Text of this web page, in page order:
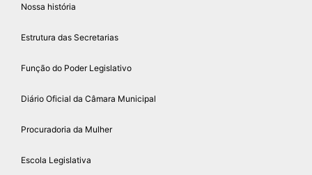
Nossa história
Estrutura das Secretarias
Função do Poder Legislativo
Diário Oficial da Câmara Municipal
Procuradoria da Mulher
Escola Legislativa